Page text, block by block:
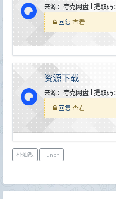
来源：夸克网盘 | 提取码：
回复查看
资源下载
来源：夸克网盘 | 提取码：
回复查看
朴灿烈 Punch